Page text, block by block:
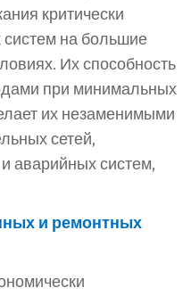
критически
на большие
Их способность
при минимальных
их незаменимыми
сетей,
аварийных систем,
и ремонтных